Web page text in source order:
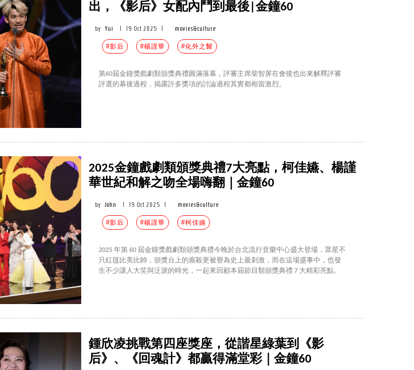
出，《影后》女配內鬥到最後|金鐘60
by Yui 19 Oct 2025 movies&culture
#影后 #楊謹華 #化外之醫
第60屆金鐘獎戲劇類頒獎典禮圓滿落幕，評審主席柴智屏在會後也出來解釋評審
評選的幕後過程，揭露許多獎項的討論過程其實都相當激烈。
2025金鐘戲劇類頒獎典禮7大亮點，柯佳嬿、楊謹
華世紀和解之吻全場嗨翻｜金鐘60
by John 19 Oct 2025 movies&culture
#影后 #楊謹華 #柯佳嬿
2025 年第 60 屆金鐘獎戲劇類頒獎典禮今晚於台北流行音樂中心盛大登場，眾星不
只紅毯比美比帥，頒獎台上的廝殺更被譽為史上最刺激，而在這場盛事中，也發
生不少讓人大笑與泛淚的時光，一起來回顧本屆節目類頒獎典禮 7 大精彩亮點。
鍾欣凌挑戰第四座獎座，從諧星綠葉到《影
后》、《回魂計》都贏得滿堂彩｜金鐘60